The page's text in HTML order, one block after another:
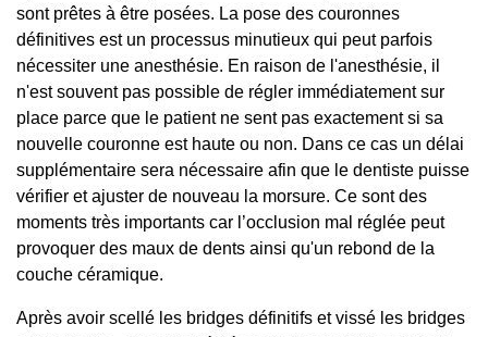
sont prêtes à être posées. La pose des couronnes
définitives est un processus minutieux qui peut parfois
nécessiter une anesthésie. En raison de l'anesthésie, il
n'est souvent pas possible de régler immédiatement sur
place parce que le patient ne sent pas exactement si sa
nouvelle couronne est haute ou non. Dans ce cas un délai
supplémentaire sera nécessaire afin que le dentiste puisse
vérifier et ajuster de nouveau la morsure. Ce sont des
moments très importants car l’occlusion mal réglée peut
provoquer des maux de dents ainsi qu'un rebond de la
couche céramique.
Après avoir scellé les bridges définitifs et vissé les bridges